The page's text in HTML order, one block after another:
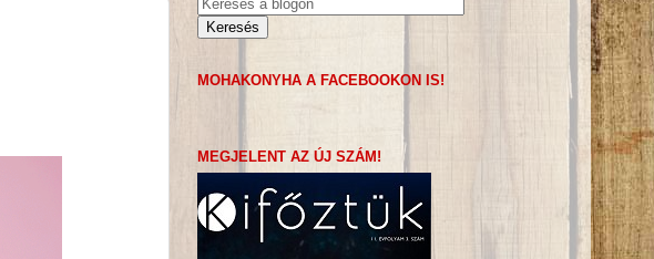
MOHAKONYHA A FACEBOOKON IS!
MEGJELENT AZ ÚJ SZÁM!